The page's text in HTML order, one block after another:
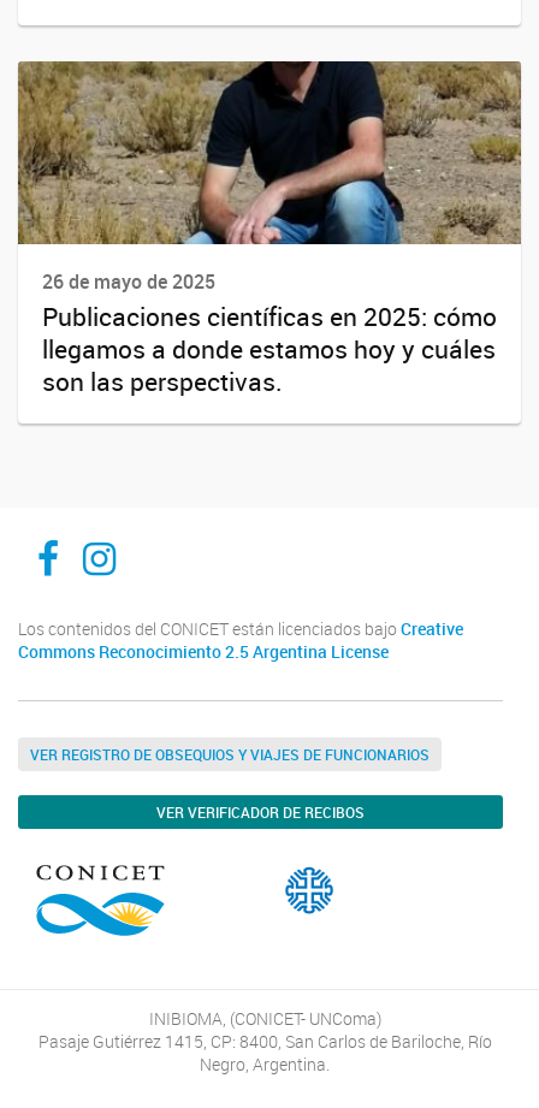
26 de mayo de 2025
Publicaciones científicas en 2025: cómo
llegamos a donde estamos hoy y cuáles
son las perspectivas.
Inibioma-Conicet/Unco
inibiomaabierto
Los contenidos del CONICET están licenciados bajo Creative
Commons Reconocimiento 2.5 Argentina License
VER REGISTRO DE OBSEQUIOS Y VIAJES DE FUNCIONARIOS
VER VERIFICADOR DE RECIBOS
INIBIOMA, (CONICET- UNComa)
Pasaje Gutiérrez 1415, CP: 8400, San Carlos de Bariloche, Río
Negro, Argentina.